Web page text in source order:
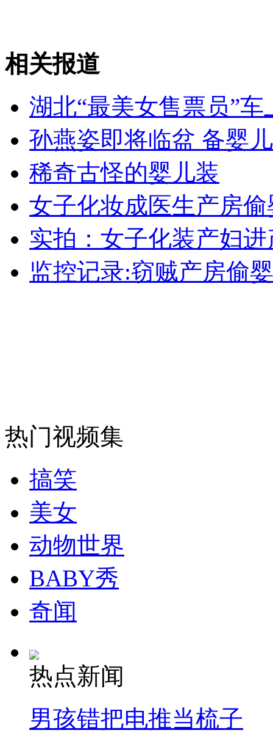
山西运城恶犬咬伤多人 警民合力深夜将其击毙
女孩北京地铁殴打老人 痛下狠手拳打脚踢
无痛分娩是否安全 医生回应
外交部：反对强权政治霸凌主义
走！跟着总书记去植树
消防员救轻生者
司机酒驾遇交警 急速倒车逃窜
相关报道
湖北“最美女售票员”
孙燕姿即将临盆 备婴
稀奇古怪的婴儿装
女子化妆成医生产房
实拍：女子化装产妇
监控记录:窃贼产房偷
热门视频集
搞笑
美女
动物世界
BABY秀
奇闻
热点新闻
男孩错把电推当梳子